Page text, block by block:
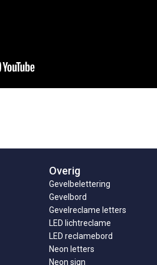
Overig
Gevelbelettering
Gevelbord
Gevelreclame letters
LED lichtreclame
LED reclamebord
Neon letters
Neon sign